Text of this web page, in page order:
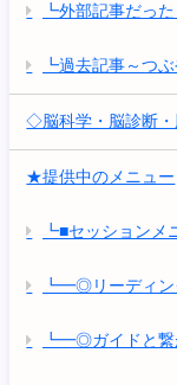
┗外部記事だっ
┗過去記事～つぶ
◇脳科学・脳診断・
★提供中のメニュー
┗■セッションメ
┗━◎リーディン
┗━◎ガイドと繋